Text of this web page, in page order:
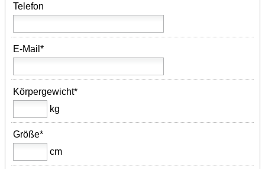
Telefon
E-Mail*
Körpergewicht*
kg
Größe*
cm